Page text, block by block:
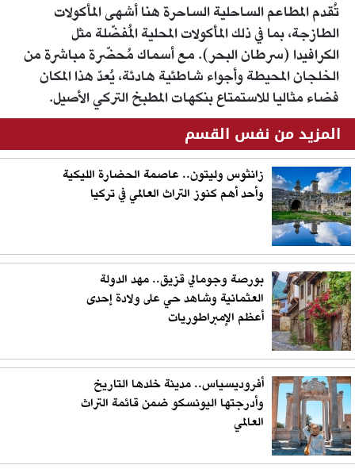
تُقدم المطاعم الساحلية الساحرة هنا أشهى المأكولات
الطازجة، بما في ذلك المأكولات المحلية المُفضّلة مثل
الكرافيدا (سرطان البحر). مع أسماك مُحضّرة مباشرة من
الخلجان المحيطة وأجواء شاطئية هادئة، يُعدّ هذا المكان
فضاء مثاليا للاستمتاع بنكهات المطبخ التركي الأصيل.
المزيد من نفس القسم
زانثوس وليتون.. عاصمة الحضارة الليكية
وأحد أهم كنوز التراث العالمي في تركيا
بورصة وجومالي قزيق.. مهد الدولة
العثمانية وشاهد حي على ولادة إحدى
أعظم الإمبراطوريات
أفروديسياس.. مدينة خلدها التاريخ
وأدرجتها اليونسكو ضمن قائمة التراث
العالمي